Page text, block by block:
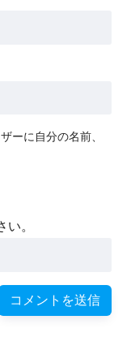
ーに自分の名前、
。